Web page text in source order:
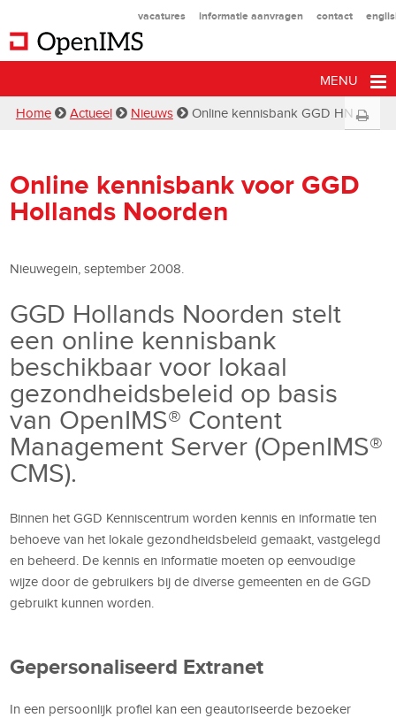
vacatures informatie aanvragen contact
MENU
Home Actueel Nieuws Online kennisbank GGD HN
Online kennisbank voor GGD
Hollands Noorden
Nieuwegein, september 2008.
GGD Hollands Noorden stelt
een online kennisbank
beschikbaar voor lokaal
gezondheidsbeleid op basis
van OpenIMS® Content
Management Server (OpenIMS®
CMS).
Binnen het GGD Kenniscentrum worden kennis en informatie ten
behoeve van het lokale gezondheidsbeleid gemaakt, vastgelegd
en beheerd. De kennis en informatie moeten op eenvoudige
wijze door de gebruikers bij de diverse gemeenten en de GGD
gebruikt kunnen worden.
Gepersonaliseerd Extranet
In een persoonlijk profiel kan een geautoriseerde bezoeker